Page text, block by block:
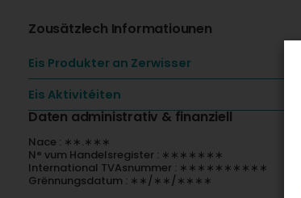
Zousätzlech Informatiounen
Eis Produkter an Zerwisser
Eis Aktivitéiten
Daten administrativ & finanziell
Nace : ∗∗.∗∗∗
N° vum Handelsregister : ∗∗∗∗∗∗∗
International TVAsnummer : ∗∗∗∗∗∗∗∗∗∗
Grënnungsdatum : ∗∗/∗∗/∗∗∗∗